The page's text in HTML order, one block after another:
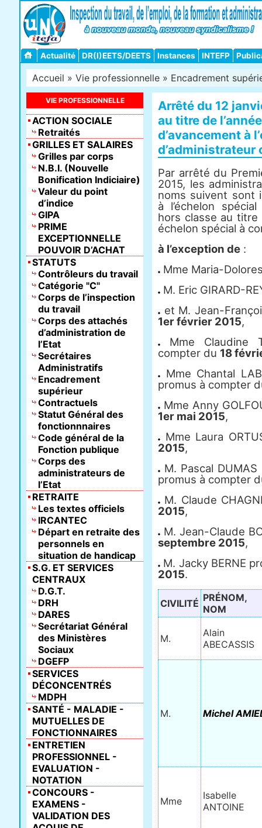
Actualité DR(I)EETS/DEETS Instances INTEFP
Accueil » Vie professionnelle » Encadrement
Arrêté du 12
au titre de
d’avancement à
Par arrêté du
2015, les
noms suivent sont
à l’échelon
hors classe au titre
échelon spécial à
à l’exception de :
Mme Maria-
M. Eric GIRARD-
et M. Jean-
1er février 2015,
Mme Claudine
compter du 18
Mme Chantal
promus à compter
Mme Anny
1er mai 2015,
Mme Laura
2015,
M. Pascal
promus à compter
M. Claude
2015,
M. Jean-Claude
septembre 2015,
M. Jacky BERNE
2015.
CIVILITÉ PRÉNOM,
NOM
M.
Alain
ABECASSIS
M. Michel
Mme
Isabelle
ANTOINE
VIE PROFESSIONNELLE
ACTION SOCIALE
Retraités
GRILLES ET SALAIRES
Grilles par corps
N.B.I. (Nouvelle
Bonification Indiciaire)
Valeur du point
d’indice
GIPA
PRIME
EXCEPTIONNELLE
POUVOIR D’ACHAT
STATUTS
Contrôleurs du travail
Catégorie "C"
Corps de l’inspection
du travail
Corps des attachés
d’administration de
l’Etat
Secrétaires
Administratifs
Encadrement
supérieur
Contractuels
Statut Général des
fonctionnnaires
Code général de la
Fonction publique
Corps des
administrateurs de
l’Etat
RETRAITE
Les textes officiels
IRCANTEC
Départ en retraite des
personnels en
situation de handicap
S.G. ET SERVICES
CENTRAUX
D.G.T.
DRH
DARES
Secrétariat Général
des Ministères
Sociaux
DGEFP
SERVICES
DÉCONCENTRÉS
MDPH
SANTÉ - MALADIE -
MUTUELLES DE
FONCTIONNAIRES
ENTRETIEN
PROFESSIONNEL -
EVALUATION -
NOTATION
CONCOURS -
EXAMENS -
VALIDATION DES